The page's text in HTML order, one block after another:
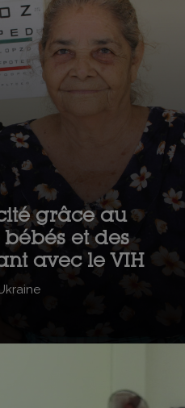
grâce au
et des
avec le VIH